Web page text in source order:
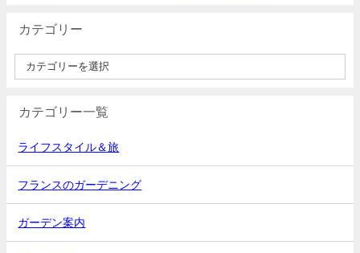
カテゴリー
カテゴリー一覧
ライフスタイル＆旅
フランスのガーデニング
ガーデン案内